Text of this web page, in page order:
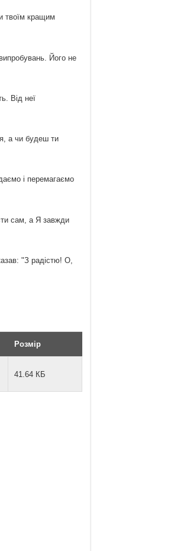
твоїм кращим
Його не
Від неї
а чи будеш ти
і перемагаємо
сам, а Я завжди
"З радістю! О,
Розмір
41.64 КБ